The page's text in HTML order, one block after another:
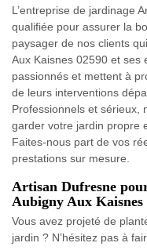
L’entreprise de jardinage
qualifiée pour assurer la
paysager de nos clients
Aux Kaisnes 02590 et ses
passionnés et mettent à
de leurs interventions
Professionnels et sérieux,
garder votre jardin propre
Faites-nous part de vos
prestations sur mesure.
Artisan Dufresne
Aubigny Aux Kaisnes
Vous avez projeté de
jardin ? N’hésitez pas à